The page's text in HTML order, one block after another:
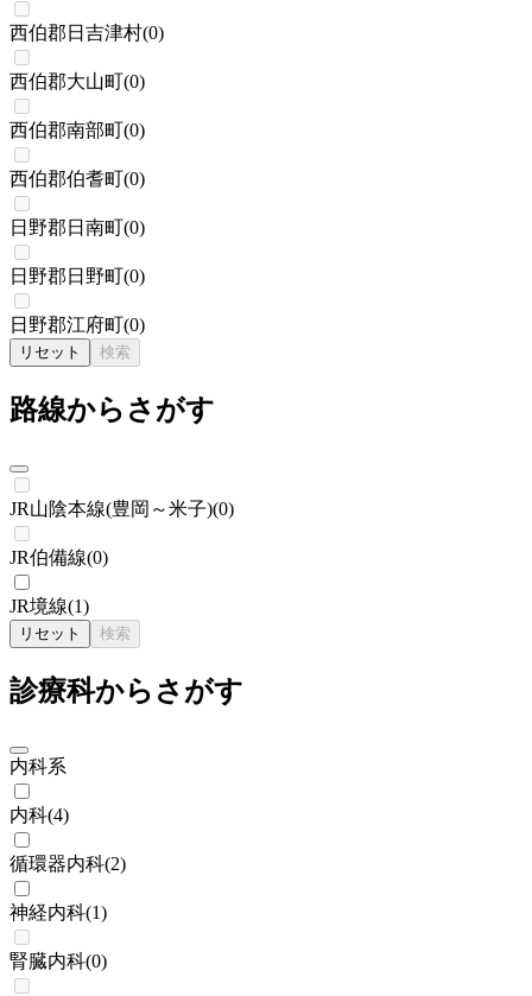
西伯郡日吉津村(0)
西伯郡大山町(0)
西伯郡南部町(0)
西伯郡伯耆町(0)
日野郡日南町(0)
日野郡日野町(0)
日野郡江府町(0)
リセット 検索
路線からさがす
JR山陰本線(豊岡～米子)(0)
JR伯備線(0)
JR境線(1)
リセット 検索
診療科からさがす
内科系
内科(4)
循環器内科(2)
神経内科(1)
腎臓内科(0)